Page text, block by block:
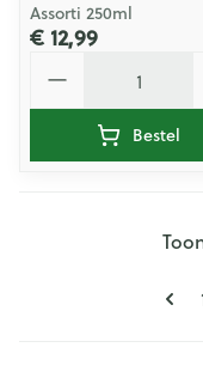
Assorti 250ml
€ 12,99
Bestel